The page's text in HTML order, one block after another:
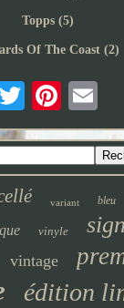
Topps (5)
Of The Coast (2)
variant bleu
vinyle
vintage
édition